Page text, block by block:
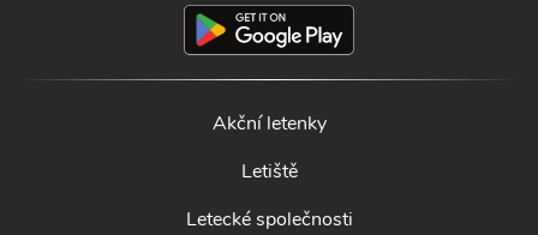
Akční letenky
Letiště
Letecké společnosti